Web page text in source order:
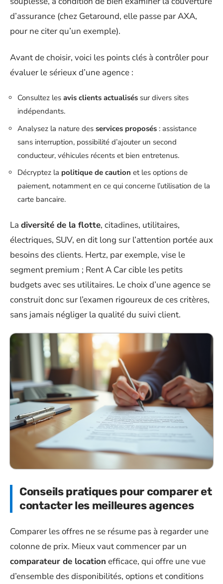
d’assurance (chez Getaround, elle passe par AXA,
pour ne citer qu’un exemple).
Avant de choisir, voici les points clés à contrôler pour
évaluer le sérieux d’une agence :
Consultez les avis clients actualisés sur divers sites
indépendants.
Analysez la nature des services proposés : assistance
sans interruption, possibilité d’ajouter un second
conducteur, véhicules récents et bien entretenus.
Décryptez la politique de caution et les options de
paiement, notamment en ce qui concerne l’utilisation de la
carte bancaire.
La diversité de la flotte, citadines, utilitaires,
électriques, SUV, en dit long sur l’attention portée aux
besoins des clients. Hertz, par exemple, vise le
segment premium ; Rent A Car cible les petits
budgets avec ses utilitaires. Le choix d’une agence se
construit donc sur l’examen rigoureux de ces critères,
sans jamais négliger la qualité du suivi client.
Conseils pratiques pour comparer et
contacter les meilleures agences
Comparer les offres ne se résume pas à regarder une
colonne de prix. Mieux vaut commencer par un
comparateur de location efficace, qui offre une vue
d’ensemble des disponibilités, options et conditions